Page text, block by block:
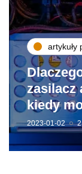
artykuły
zasilacz
kiedy
2023-01-02